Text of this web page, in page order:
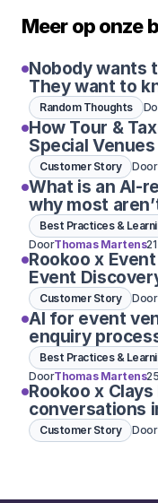
Meer op onze
Nobody wants
They want to
Con
Random Thoughts
How Tour &
Special
Agent
Customer Story Door
What is an AI-
why most
Best Practices &
DoorThomas Martens
Rookoo x
Event
conversational
Customer Story Door
AI for event
enquiry
considered 👀
Best Practices &
DoorThomas Martens
Rookoo x
conversations
Customer Story Door